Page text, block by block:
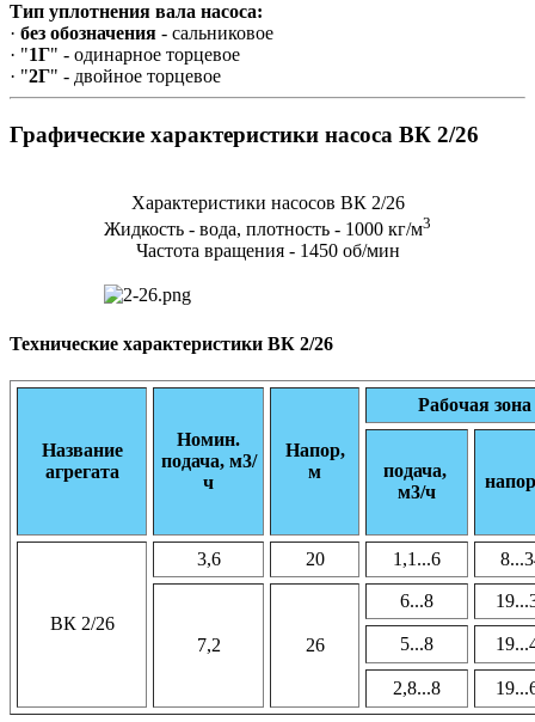
Тип уплотнения вала насоса:
· без обозначения - сальниковое
· "1Г" - одинарное торцевое
· "2Г" - двойное торцевое
Графические характеристики насоса ВК 2/26
Характеристики насосов ВК 2/26
Жидкость - вода, плотность - 1000 кг/м3
Частота вращения - 1450 об/мин
Технические характеристики ВК 2/26
Название
агрегата
Номин.
подача, м3/
ч
Напор,
м
Рабочая зона
подача,
м3/ч
ВК 2/26
3,6 20 1,1...6
7,2 26
6...8
5...8
2,8...8